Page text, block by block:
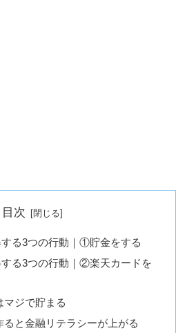
目次
る3つの行動｜①貯金をする
る3つの行動｜②楽天カードを
マジで貯まる
ると金融リテラシーが上がる